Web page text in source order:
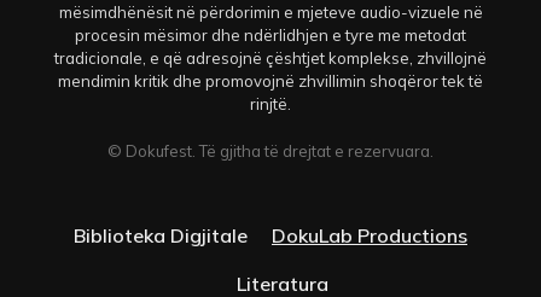
mësimdhënësit në përdorimin e mjeteve audio-vizuele në
procesin mësimor dhe ndërlidhjen e tyre me metodat
tradicionale, e që adresojnë çështjet komplekse, zhvillojnë
mendimin kritik dhe promovojnë zhvillimin shoqëror tek të
rinjtë.
© Dokufest. Të gjitha të drejtat e rezervuara.
Biblioteka Digjitale
DokuLab Productions
Literatura